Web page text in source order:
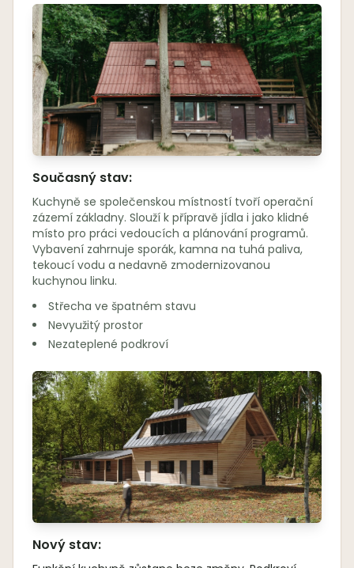
Současný stav:
Kuchyně se společenskou místností tvoří operační
zázemí základny. Slouží k přípravě jídla i jako klidné
místo pro práci vedoucích a plánování programů.
Vybavení zahrnuje sporák, kamna na tuhá paliva,
tekoucí vodu a nedavně zmodernizovanou
kuchynou linku.
Střecha ve špatném stavu
Nevyužitý prostor
Nezateplené podkroví
Nový stav: